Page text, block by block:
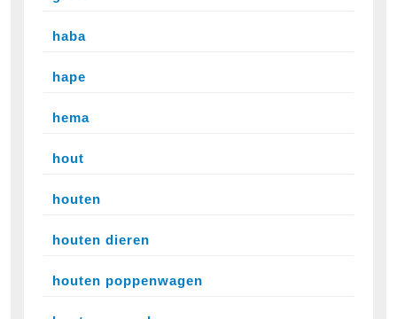
haba
hape
hema
hout
houten
houten dieren
houten poppenwagen